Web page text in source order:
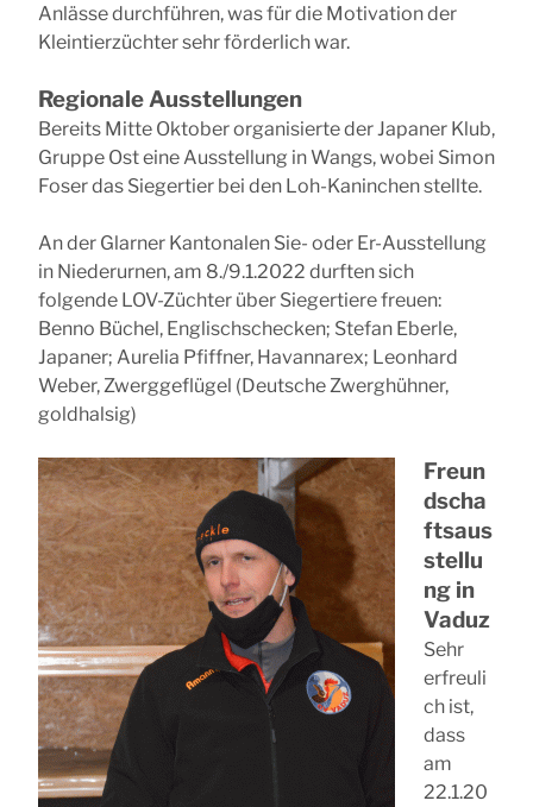
Anlässe durchführen, was für die Motivation der
Kleintierzüchter sehr förderlich war.
Regionale Ausstellungen
Bereits Mitte Oktober organisierte der Japaner Klub,
Gruppe Ost eine Ausstellung in Wangs, wobei Simon
Foser das Siegertier bei den Loh-Kaninchen stellte.
An der Glarner Kantonalen Sie- oder Er-Ausstellung
in Niederurnen, am 8./9.1.2022 durften sich
folgende LOV-Züchter über Siegertiere freuen:
Benno Büchel, Englischschecken; Stefan Eberle,
Japaner; Aurelia Pfiffner, Havannarex; Leonhard
Weber, Zwerggeflügel (Deutsche Zwerghühner,
goldhalsig)
Freun
dscha
ftsaus
stellu
ng in
Vaduz
Sehr
erfreuli
ch ist,
dass
am
22.1.20